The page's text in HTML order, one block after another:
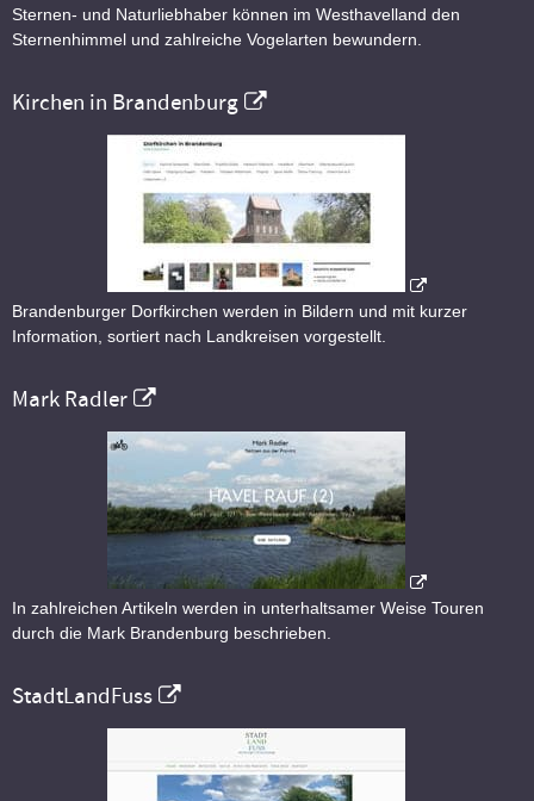
Sternen- und Naturliebhaber können im Westhavelland den
Sternenhimmel und zahlreiche Vogelarten bewundern.
Kirchen in Brandenburg
Brandenburger Dorfkirchen werden in Bildern und mit kurzer
Information, sortiert nach Landkreisen vorgestellt.
Mark Radler
In zahlreichen Artikeln werden in unterhaltsamer Weise Touren
durch die Mark Brandenburg beschrieben.
StadtLandFuss